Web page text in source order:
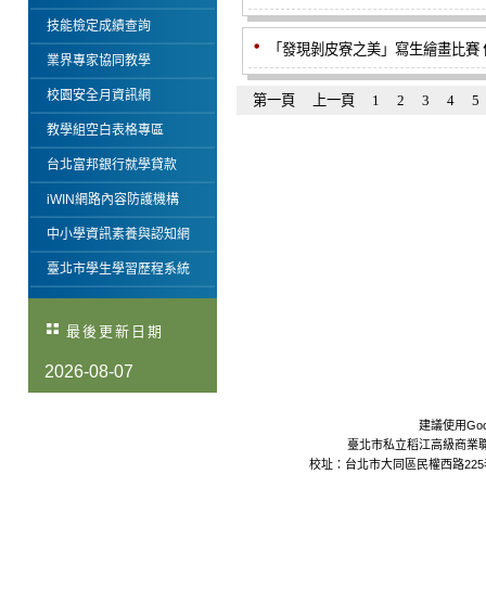
技能檢定成績查詢
業界專家協同教學
校園安全月資訊網
教學組空白表格專區
台北富邦銀行就學貸款
iWIN網路內容防護機構
中小學資訊素養與認知網
臺北市學生學習歷程系統
最後更新日期
2026-08-07
「發現剝皮寮之美」寫生繪畫比賽
第一頁 上一頁 1 2 3 4 5
建議使用
臺北市私立稻江高級商業
校址：台北市大同區民權西路